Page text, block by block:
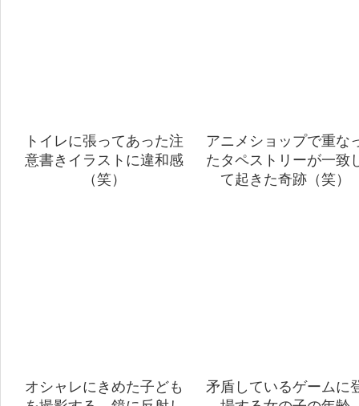
トイレに張ってあった注
意書きイラストに違和感
（笑）
アニメショップで重な
たタペストリーが一致
て起きた奇跡（笑）
オシャレにきめた子ども
矛盾しているゲームに